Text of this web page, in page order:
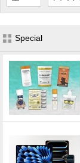
Special